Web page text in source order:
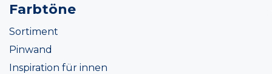
Farbtöne
Sortiment
Pinwand
Inspiration für innen